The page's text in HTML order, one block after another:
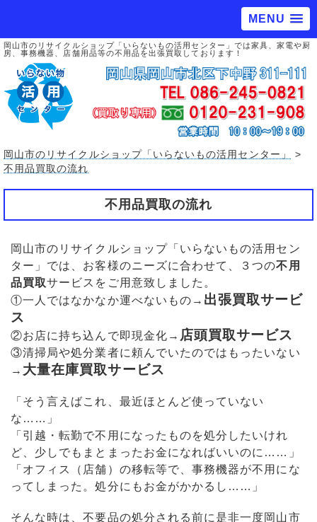
MENU
岡山市のリサイクルショップ「いらないもの活用センター」では家具、家電や厨
房、事務機器、店舗用品等の不用品を出張買取しております！
岡山市のリサイクルショップ「いらないもの活用センター」
>
不用品買取の流れ
不用品買取の流れ
岡山市のリサイクルショップ「いらないもの活用セン
ター」では、お客様のニーズに合わせて、３つの不用
品買取サービスをご用意致しました。
①一人ではなかなか運べないもの→ 出張買取サービ
ス
②お店に持ち込んで即現金化→ 店頭買取サービス
③清掃局や処分業者に頼んでいたのではもったいない
→ 大量在庫買取サービス
「そう言えばこれ、最近ほとんど使っていない
な……」
「引越・転勤で不用になったものを処分したいけれ
ど、少しでもまとまったお金になればいいのに……」
「オフィス（店舗）の移転等で、事務機器が不用にな
ってしまった。処分にもお金がかかるし……」
そんな時は、不要品の処分される前に是非一度岡山市